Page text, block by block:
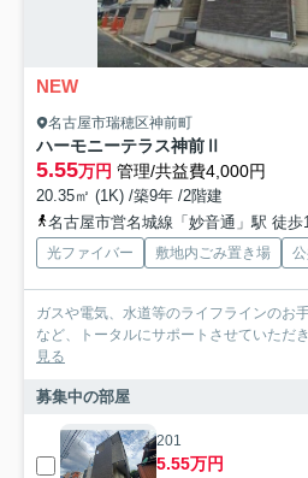
NEW
名古屋市瑞穂区神前町
ハーモニーテラス神前Ⅱ
5.55万円 管理/共益費4,000円
20.35㎡ (1K) /築9年 /2階建
名古屋市営名城線「妙音通」駅 徒歩
光ファイバー 敷地内ごみ置き場
ガスや電気、水道等のライフラインのお
など、トータルにサポートさせていただ
見る
募集中の部屋
201
5.55万円